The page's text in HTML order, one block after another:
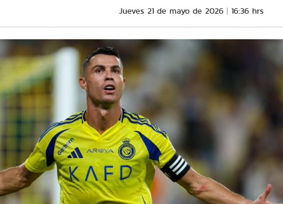
Jueves 21 de mayo de 2026 16:36 hrs